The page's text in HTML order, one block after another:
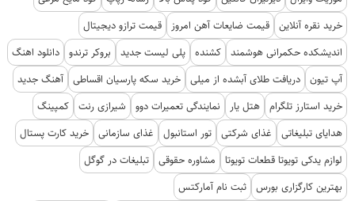
خرید نقره آنلاین قیمت ضایعات آهن امروز
قیمت ترازو دیجیتال
اندیشکده حکمرانی هوشمند کشنده پلی لیست جدید بروکر ترندو دانلود اهنگ
آپ تیون دریافت طلای آبشده از میلی خرید سکه پارسیان اقساطی آهنگ جدید
خرید استارز تلگرام هتل یار نمایندگی تعمیرات دوو شیرازی رنت کمپینگ
هدایای تبلیغاتی
غذای شرکتی تور استانبول غذای سازمانی خرید کارت پستال
لوازم یدکی تویوتا قطعات تویوتا
مشاوره حقوقی تبلیغات در گوگل
بهترین کارگزاری بورس ثبت نام آمارکتس